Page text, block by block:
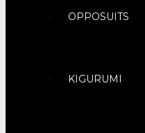
OPPOSUITS
KIGURUMI